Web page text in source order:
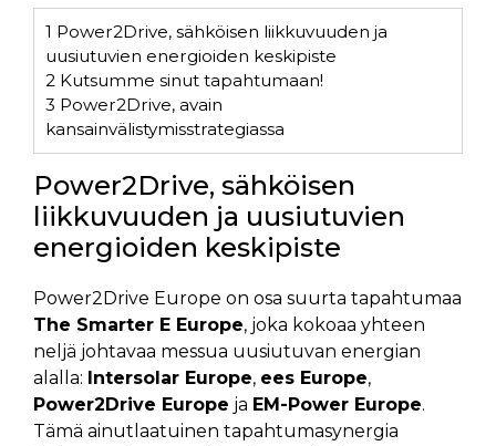
1 Power2Drive, sähköisen liikkuvuuden ja
uusiutuvien energioiden keskipiste
2 Kutsumme sinut tapahtumaan!
3 Power2Drive, avain
kansainvälistymisstrategiassa
Power2Drive, sähköisen
liikkuvuuden ja uusiutuvien
energioiden keskipiste
Power2Drive Europe on osa suurta tapahtumaa
The Smarter E Europe, joka kokoaa yhteen
neljä johtavaa messua uusiutuvan energian
alalla: Intersolar Europe, ees Europe,
Power2Drive Europe ja EM-Power Europe.
Tämä ainutlaatuinen tapahtumasynergia